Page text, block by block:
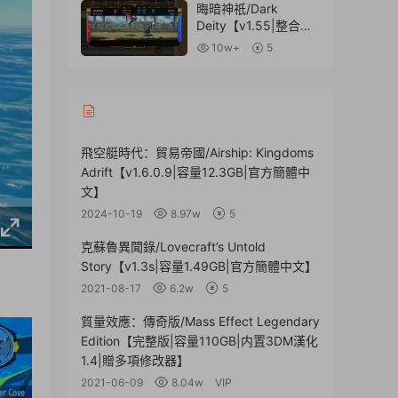
成DLCs|容量27.5GB|
官方簡體中文】
晦暗神祇/Dark
Deity【v1.55|整合
DLC|容量1.33GB|官
10w+ 5
飛空艇時代：貿易帝國/Airship: Kingdoms
Adrift【v1.6.0.9|容量12.3GB|官方簡體中
文】
2024-10-19 8.97w 5
克蘇魯異聞錄/Lovecraft’s Untold
Story【v1.3s|容量1.49GB|官方簡體中文】
2021-08-17 6.2w 5
質量效應：傳奇版/Mass Effect Legendary
Edition【完整版|容量110GB|内置3DM漢化
1.4|贈多項修改器】
2021-06-09 8.04w VIP